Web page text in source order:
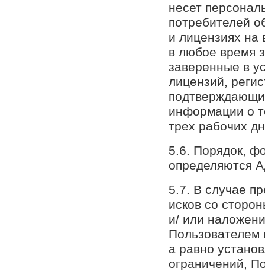
несет
потребителей
и лицензиях на
в любое время
заверенные в
лицензий,
информации о
трех рабочих
5.6. Порядок,
определяются
5.7. В случае
исков со
и/ или
Пользователем
а равно
ограничений,